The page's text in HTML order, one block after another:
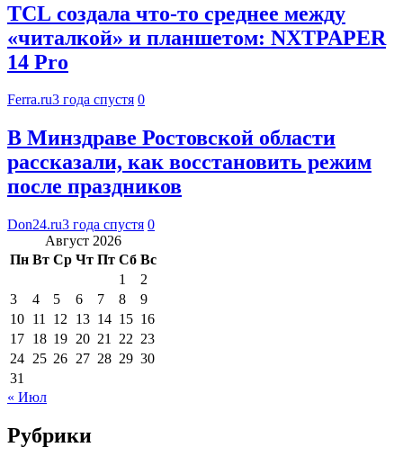
TCL создала что-то среднее между
«читалкой» и планшетом: NXTPAPER
14 Pro
Ferra.ru3 года спустя 0
В Минздраве Ростовской области
рассказали, как восстановить режим
после праздников
Don24.ru3 года спустя 0
Август 2026
Пн Вт Ср Чт Пт Сб Вс
1
2
3
4 5 6 7 8
9
10 11 12 13 14 15 16
17 18 19 20 21 22 23
24 25 26 27 28 29 30
31
« Июл
Рубрики